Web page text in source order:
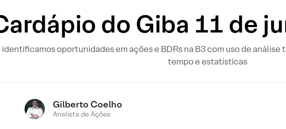
do Giba 11 de
oportunidades em ações e BDRs na B3 com uso de
tempo e estatísticas
Gilberto Coelho
Analista de Ações